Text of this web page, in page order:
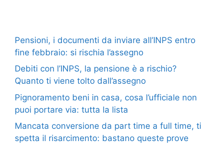
Pensioni, i documenti da inviare all’INPS entro
fine febbraio: si rischia l’assegno
Debiti con l’INPS, la pensione è a rischio?
Quanto ti viene tolto dall’assegno
Pignoramento beni in casa, cosa l’ufficiale non
puoi portare via: tutta la lista
Mancata conversione da part time a full time, ti
spetta il risarcimento: bastano queste prove